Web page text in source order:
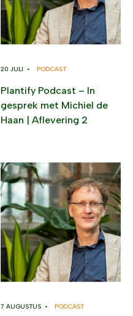
20 JULI • PODCAST
Plantify Podcast – In
gesprek met Michiel de
Haan | Aflevering 2
7 AUGUSTUS • PODCAST